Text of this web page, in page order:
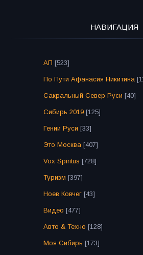
НАВИГАЦИЯ
АП [523]
По Пути Афанасия Никитина
Сакральный Север Руси [40]
Сибирь 2019 [125]
Гении Руси [33]
Это Москва [407]
Vox Spiritus [728]
Туризм [397]
Ноев Ковчег [43]
Видео [477]
Авто & Техно [128]
Моя Сибирь [173]